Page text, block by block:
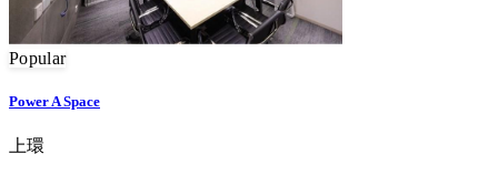
Popular
Power A Space
上環